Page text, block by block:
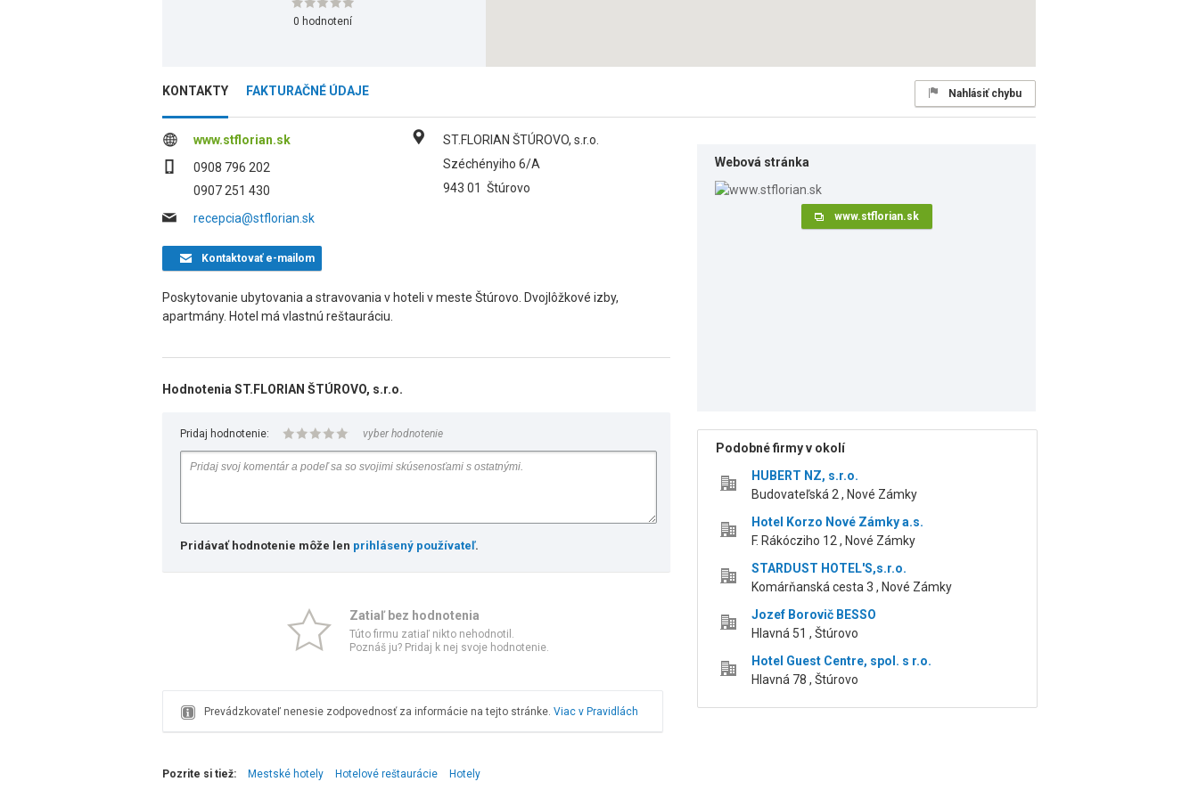
0 hodnotení
KONTAKTY FAKTURAČNÉ ÚDAJE Nahlásiť chybu
www.stflorian.sk
0908 796 202
0907 251 430
recepcia@stflorian.sk
ST.FLORIAN ŠTÚROVO, s.r.o.
Széchényiho 6/A
943 01 Štúrovo
Kontaktovaťe-mailom
Poskytovanie ubytovania a stravovania v hoteli v meste Štúrovo. Dvojlôžkové izby,
apartmány. Hotel má vlastnú reštauráciu.
Hodnotenia ST.FLORIAN ŠTÚROVO, s.r.o.
Pridaj hodnotenie: vyber hodnotenie
Pridávať hodnotenie môže len prihlásený používateľ.
Zatiaľ bez hodnotenia
Túto firmu zatiaľ nikto nehodnotil.
Poznáš ju? Pridaj k nej svoje hodnotenie.
Prevádzkovateľ nenesie zodpovednosť za informácie na tejto stránke. Viac v Pravidlách
Webová stránka
www.stflorian.sk
Podobné firmy v okolí
HUBERT NZ, s.r.o.
Budovateľská 2 , Nové Zámky
Hotel Korzo Nové Zámky a.s.
F. Rákócziho 12 , Nové Zámky
STARDUST HOTEL'S,s.r.o.
Komárňanská cesta 3 , Nové Zámky
Jozef Borovič BESSO
Hlavná 51 , Štúrovo
Hotel Guest Centre, spol. s r.o.
Hlavná 78 , Štúrovo
Pozrite si tiež: Mestské hotely Hotelové reštaurácie Hotely